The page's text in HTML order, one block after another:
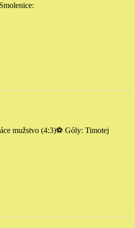
mužstvo (4:3)⚽️ Góly: Timotej